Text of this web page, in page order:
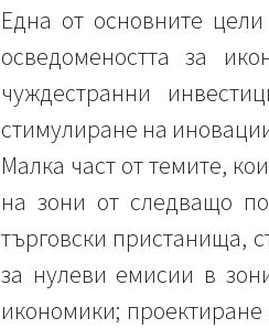
Една от основните
осведомеността за
чуждестранни
стимулиране на
Малка част от темите,
на зони от следващо
търговски пристанища,
за нулеви емисии в
икономики;